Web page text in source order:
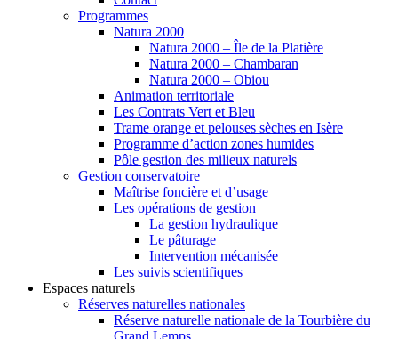
Programmes
Natura 2000
Natura 2000 – Île de la Platière
Natura 2000 – Chambaran
Natura 2000 – Obiou
Animation territoriale
Les Contrats Vert et Bleu
Trame orange et pelouses sèches en Isère
Programme d’action zones humides
Pôle gestion des milieux naturels
Gestion conservatoire
Maîtrise foncière et d’usage
Les opérations de gestion
La gestion hydraulique
Le pâturage
Intervention mécanisée
Les suivis scientifiques
Espaces naturels
Réserves naturelles nationales
Réserve naturelle nationale de la Tourbière du
Grand Lemps